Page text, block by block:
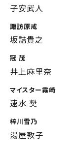
子安武人
諏訪原戒
坂詰貴之
冠 茂
井上麻里奈
マイスター霧崎
速水 奨
梓川雪乃
湯屋敦子